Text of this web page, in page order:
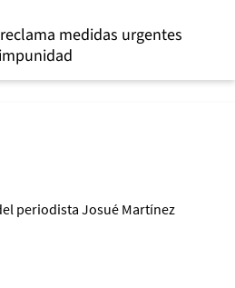
medidas urgentes